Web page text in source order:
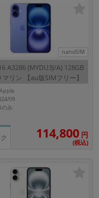
nanoSIM
A3286 (MYDU3J/A) 128GB
マリン 【au版SIMフリー】
09
のみ
114,800 円
(税込)